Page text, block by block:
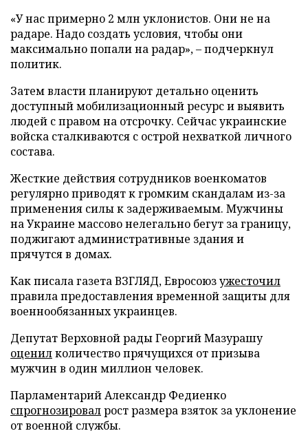
«У нас примерно 2 млн уклонистов. Они не на
радаре. Надо создать условия, чтобы они
максимально попали на радар», – подчеркнул
политик.
Затем власти планируют детально оценить
доступный мобилизационный ресурс и выявить
людей с правом на отсрочку. Сейчас украинские
войска сталкиваются с острой нехваткой личного
состава.
Жесткие действия сотрудников военкоматов
регулярно приводят к громким скандалам из-за
применения силы к задерживаемым. Мужчины
на Украине массово нелегально бегут за границу,
поджигают административные здания и
прячутся в домах.
Как писала газета ВЗГЛЯД, Евросоюзужесточил
правила предоставления временной защиты для
военнообязанных украинцев.
Депутат Верховной рады Георгий Мазурашу
оценилколичество прячущихся от призыва
мужчин в один миллион человек.
Парламентарий Александр Федиенко
спрогнозировалрост размера взяток за уклонение
от военной службы.